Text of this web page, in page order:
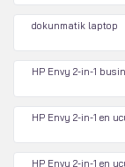
dokunmatik laptop
HP Envy 2-in-1
HP Envy 2-in-1 en
HP Envy 2-in-1 en